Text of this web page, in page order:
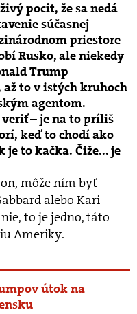
pocit, že sa nedá
súčasnej
priestore
Rusko, ale niekedy
Trump
až to v istých kruhoch
agentom.
– je na to príliš
keď to chodí ako
to kačka. Čiže... je
môže ním byť
alebo Kari
to je jedno, táto
Ameriky.
útok na